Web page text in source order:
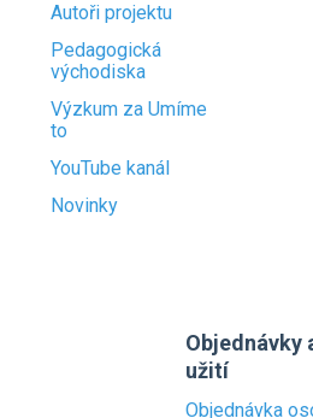
Autoři projektu
Pedagogická
východiska
Výzkum za Umíme
to
YouTube kanál
Novinky
Objednávky
užití
Objednávka